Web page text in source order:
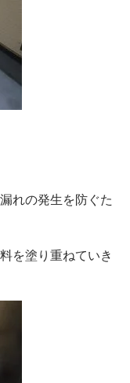
れの発生を防ぐた
を塗り重ねていき